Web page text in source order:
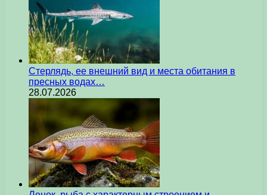
Стерлядь, ее внешний вид и места обитания в
пресных водах…
28.07.2026